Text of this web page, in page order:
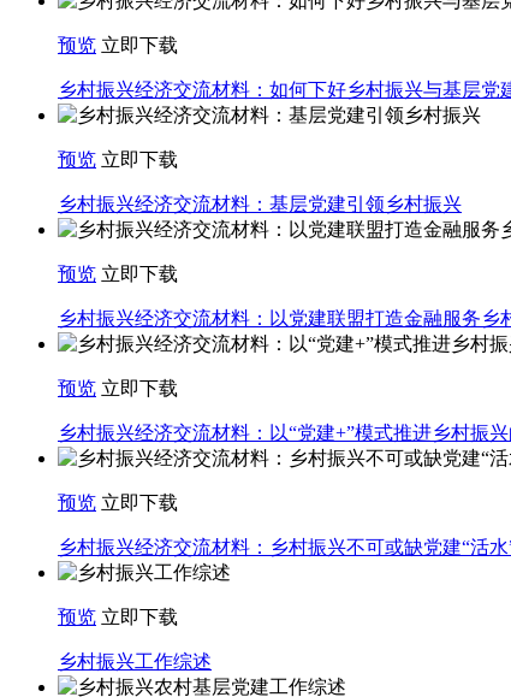
预览 立即下载
乡村振兴经济交流材料：如何下好乡村振兴与基层党
预览 立即下载
乡村振兴经济交流材料：基层党建引领乡村振兴
预览 立即下载
乡村振兴经济交流材料：以党建联盟打造金融服务乡
预览 立即下载
乡村振兴经济交流材料：以“党建+”模式推进乡村振
预览 立即下载
乡村振兴经济交流材料：乡村振兴不可或缺党建“活水
预览 立即下载
乡村振兴工作综述